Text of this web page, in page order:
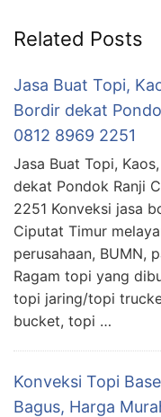
Related Posts
Jasa Buat Topi,
Bordir dekat
0812 8969 2251
Jasa Buat Topi,
dekat Pondok Ranji
2251 Konveksi jasa
Ciputat Timur
perusahaan, BUMN,
Ragam topi yang
topi jaring/topi
bucket, topi …
Konveksi Topi
Bagus, Harga